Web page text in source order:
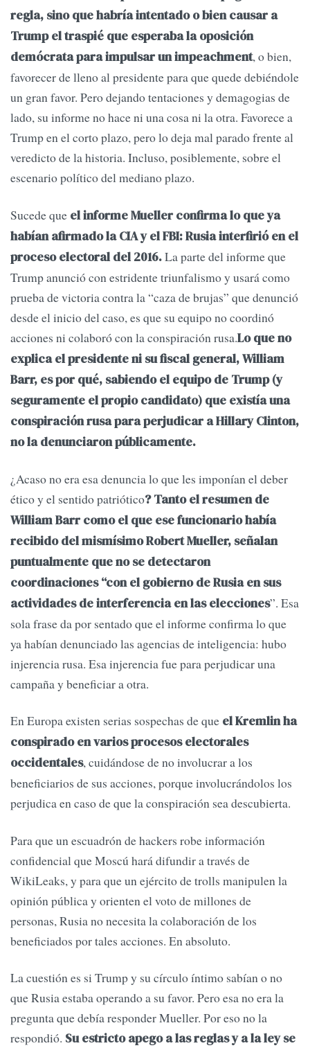
regla, sino que habría intentado o bien causar a
Trump el traspié que esperaba la oposición
demócrata para impulsar un impeachment, o bien,
favorecer de lleno al presidente para que quede debiéndole
un gran favor. Pero dejando tentaciones y demagogias de
lado, su informe no hace ni una cosa ni la otra. Favorece a
Trump en el corto plazo, pero lo deja mal parado frente al
veredicto de la historia. Incluso, posiblemente, sobre el
escenario político del mediano plazo.
Sucede que el informe Mueller confirma lo que ya
habían afirmado la CIA y el FBI: Rusia interfirió en el
proceso electoral del 2016.La parte del informe que
Trump anunció con estridente triunfalismo y usará como
prueba de victoria contra la “caza de brujas” que denunció
desde el inicio del caso, es que su equipo no coordinó
acciones ni colaboró con la conspiración rusa.Lo que no
explica el presidente ni su fiscal general, William
Barr, es por qué, sabiendo el equipo de Trump (y
seguramente el propio candidato) que existía una
conspiración rusa para perjudicar a Hillary Clinton,
no la denunciaron públicamente.
¿Acaso no era esa denuncia lo que les imponían el deber
ético y el sentido patriótico? Tanto el resumen de
William Barr como el que ese funcionario había
recibido del mismísimo Robert Mueller, señalan
puntualmente que no se detectaron
coordinaciones “con el gobierno de Rusia en sus
actividades de interferencia en las elecciones”. Esa
sola frase da por sentado que el informe confirma lo que
ya habían denunciado las agencias de inteligencia: hubo
injerencia rusa. Esa injerencia fue para perjudicar una
campaña y beneficiar a otra.
En Europa existen serias sospechas de que el Kremlin ha
conspirado en varios procesos electorales
occidentales, cuidándose de no involucrar a los
beneficiarios de sus acciones, porque involucrándolos los
perjudica en caso de que la conspiración sea descubierta.
Para que un escuadrón de hackers robe información
confidencial que Moscú hará difundir a través de
WikiLeaks, y para que un ejército de trolls manipulen la
opinión pública y orienten el voto de millones de
personas, Rusia no necesita la colaboración de los
beneficiados por tales acciones. En absoluto.
La cuestión es si Trump y su círculo íntimo sabían o no
que Rusia estaba operando a su favor. Pero esa no era la
pregunta que debía responder Mueller. Por eso no la
respondió. Su estricto apego a las reglas y a la ley se